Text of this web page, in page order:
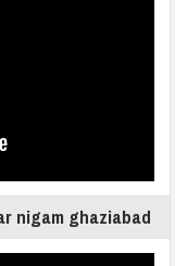
nigam ghaziabad